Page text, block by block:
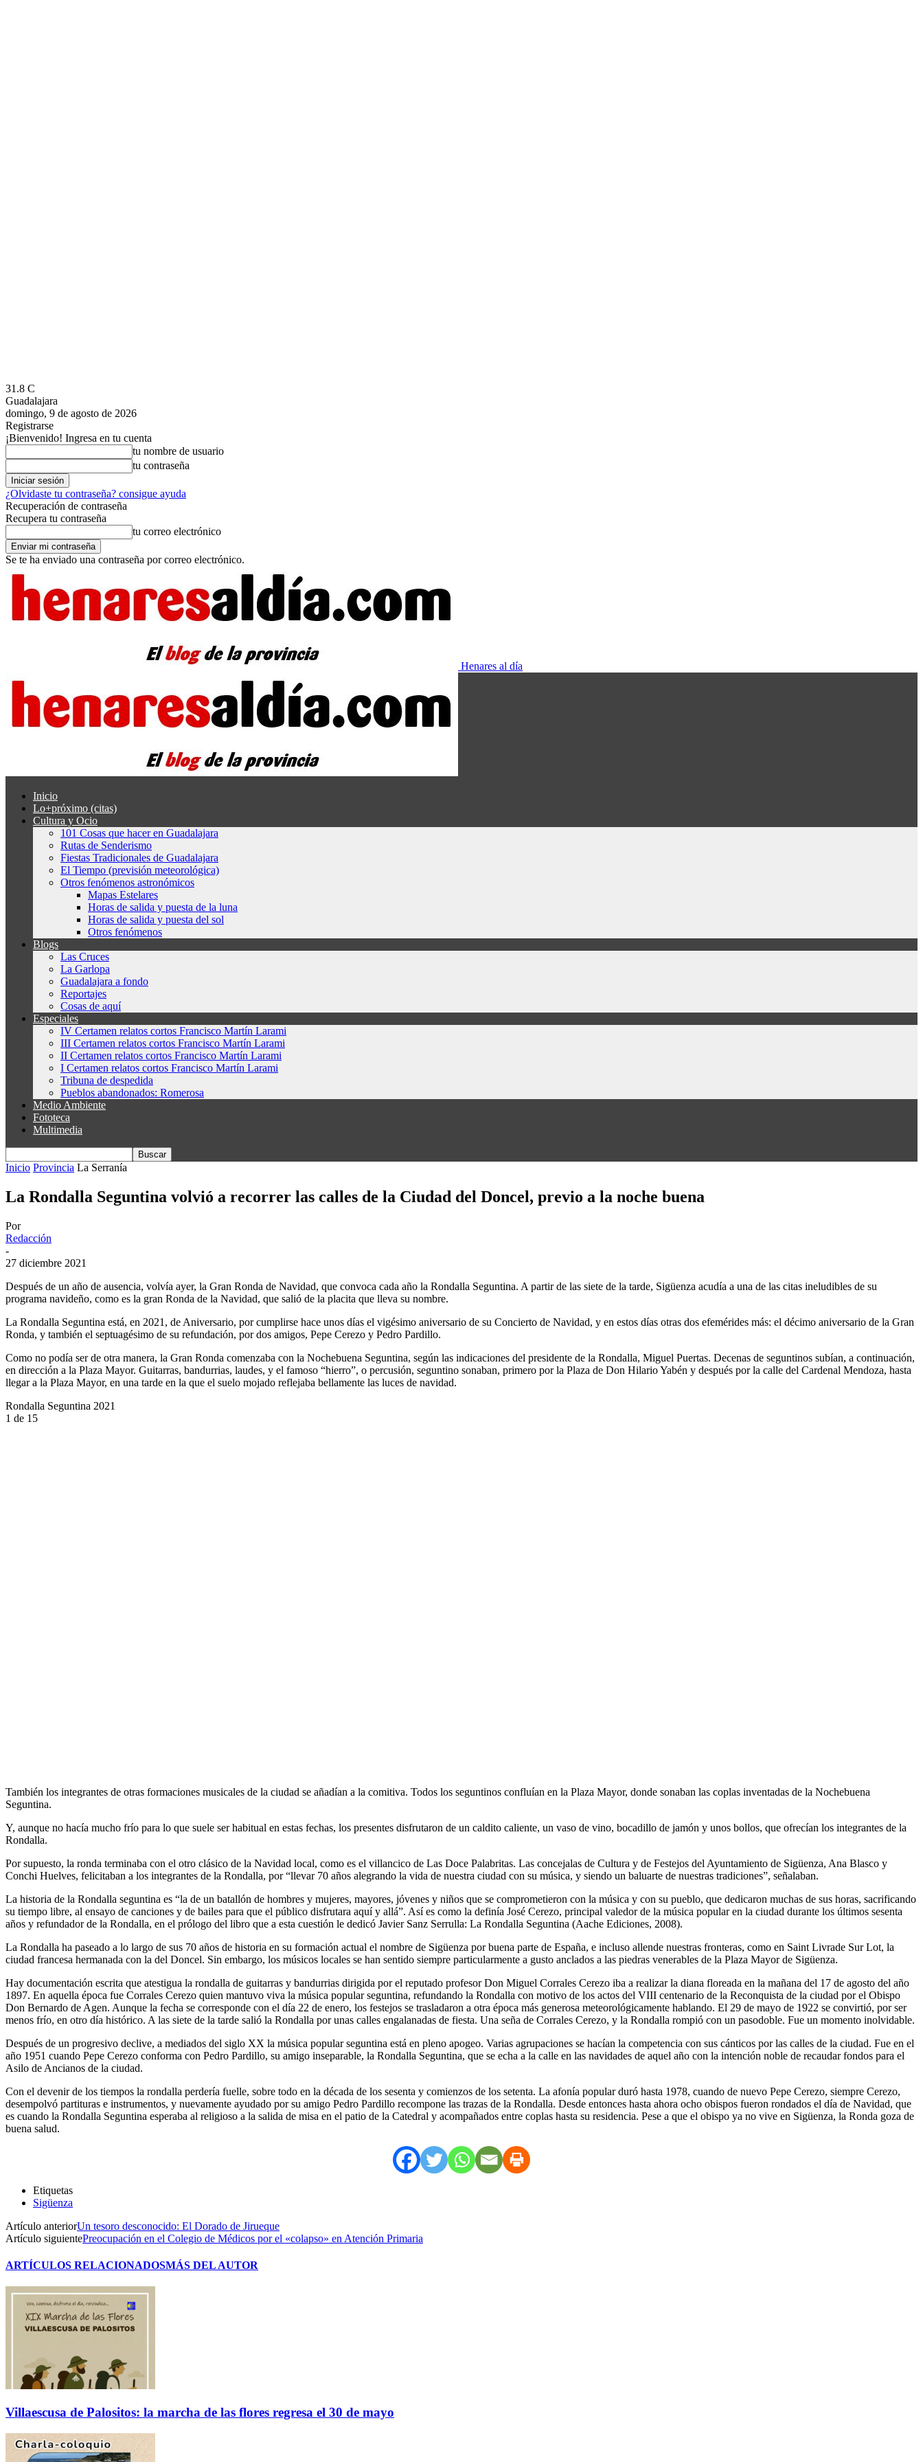
31.8 C
Guadalajara
domingo, 9 de agosto de 2026
Registrarse
¡Bienvenido! Ingresa en tu cuenta
tu nombre de usuario
tu contraseña
¿Olvidaste tu contraseña? consigue ayuda
Recuperación de contraseña
Recupera tu contraseña
tu correo electrónico
Se te ha enviado una contraseña por correo electrónico.
Henares al día
Inicio
Lo+próximo (citas)
Cultura y Ocio
101 Cosas que hacer en Guadalajara
Rutas de Senderismo
Fiestas Tradicionales de Guadalajara
El Tiempo (previsión meteorológica)
Otros fenómenos astronómicos
Mapas Estelares
Horas de salida y puesta de la luna
Horas de salida y puesta del sol
Otros fenómenos
Blogs
Las Cruces
La Garlopa
Guadalajara a fondo
Reportajes
Cosas de aquí
Especiales
IV Certamen relatos cortos Francisco Martín Larami
III Certamen relatos cortos Francisco Martín Larami
II Certamen relatos cortos Francisco Martín Larami
I Certamen relatos cortos Francisco Martín Larami
Tribuna de despedida
Pueblos abandonados: Romerosa
Medio Ambiente
Fototeca
Multimedia
Inicio Provincia La Serranía
La Rondalla Seguntina volvió a recorrer las calles de la Ciudad del Doncel, previo a la noche buena
Por
Redacción
-
27 diciembre 2021
Después de un año de ausencia, volvía ayer, la Gran Ronda de Navidad, que convoca cada año la Rondalla Seguntina. A partir de las siete de la tarde, Sigüenza acudía a una de las citas ineludibles de su
programa navideño, como es la gran Ronda de la Navidad, que salió de la placita que lleva su nombre.
La Rondalla Seguntina está, en 2021, de Aniversario, por cumplirse hace unos días el vigésimo aniversario de su Concierto de Navidad, y en estos días otras dos efemérides más: el décimo aniversario de la Gran
Ronda, y también el septuagésimo de su refundación, por dos amigos, Pepe Cerezo y Pedro Pardillo.
Como no podía ser de otra manera, la Gran Ronda comenzaba con la Nochebuena Seguntina, según las indicaciones del presidente de la Rondalla, Miguel Puertas. Decenas de seguntinos subían, a continuación,
en dirección a la Plaza Mayor. Guitarras, bandurrias, laudes, y el famoso “hierro”, o percusión, seguntino sonaban, primero por la Plaza de Don Hilario Yabén y después por la calle del Cardenal Mendoza, hasta
llegar a la Plaza Mayor, en una tarde en la que el suelo mojado reflejaba bellamente las luces de navidad.
Rondalla Seguntina 2021
1 de 15
También los integrantes de otras formaciones musicales de la ciudad se añadían a la comitiva. Todos los seguntinos confluían en la Plaza Mayor, donde sonaban las coplas inventadas de la Nochebuena
Seguntina.
Y, aunque no hacía mucho frío para lo que suele ser habitual en estas fechas, los presentes disfrutaron de un caldito caliente, un vaso de vino, bocadillo de jamón y unos bollos, que ofrecían los integrantes de la
Rondalla.
Por supuesto, la ronda terminaba con el otro clásico de la Navidad local, como es el villancico de Las Doce Palabritas. Las concejalas de Cultura y de Festejos del Ayuntamiento de Sigüenza, Ana Blasco y
Conchi Huelves, felicitaban a los integrantes de la Rondalla, por “llevar 70 años alegrando la vida de nuestra ciudad con su música, y siendo un baluarte de nuestras tradiciones”, señalaban.
La historia de la Rondalla seguntina es “la de un batallón de hombres y mujeres, mayores, jóvenes y niños que se comprometieron con la música y con su pueblo, que dedicaron muchas de sus horas, sacrificando
su tiempo libre, al ensayo de canciones y de bailes para que el público disfrutara aquí y allá”. Así es como la definía José Cerezo, principal valedor de la música popular en la ciudad durante los últimos sesenta
años y refundador de la Rondalla, en el prólogo del libro que a esta cuestión le dedicó Javier Sanz Serrulla: La Rondalla Seguntina (Aache Ediciones, 2008).
La Rondalla ha paseado a lo largo de sus 70 años de historia en su formación actual el nombre de Sigüenza por buena parte de España, e incluso allende nuestras fronteras, como en Saint Livrade Sur Lot, la
ciudad francesa hermanada con la del Doncel. Sin embargo, los músicos locales se han sentido siempre particularmente a gusto anclados a las piedras venerables de la Plaza Mayor de Sigüenza.
Hay documentación escrita que atestigua la rondalla de guitarras y bandurrias dirigida por el reputado profesor Don Miguel Corrales Cerezo iba a realizar la diana floreada en la mañana del 17 de agosto del año
1897. En aquella época fue Corrales Cerezo quien mantuvo viva la música popular seguntina, refundando la Rondalla con motivo de los actos del VIII centenario de la Reconquista de la ciudad por el Obispo
Don Bernardo de Agen. Aunque la fecha se corresponde con el día 22 de enero, los festejos se trasladaron a otra época más generosa meteorológicamente hablando. El 29 de mayo de 1922 se convirtió, por ser
menos frío, en otro día histórico. A las siete de la tarde salió la Rondalla por unas calles engalanadas de fiesta. Una seña de Corrales Cerezo, y la Rondalla rompió con un pasodoble. Fue un momento inolvidable.
Después de un progresivo declive, a mediados del siglo XX la música popular seguntina está en pleno apogeo. Varias agrupaciones se hacían la competencia con sus cánticos por las calles de la ciudad. Fue en el
año 1951 cuando Pepe Cerezo conforma con Pedro Pardillo, su amigo inseparable, la Rondalla Seguntina, que se echa a la calle en las navidades de aquel año con la intención noble de recaudar fondos para el
Asilo de Ancianos de la ciudad.
Con el devenir de los tiempos la rondalla perdería fuelle, sobre todo en la década de los sesenta y comienzos de los setenta. La afonía popular duró hasta 1978, cuando de nuevo Pepe Cerezo, siempre Cerezo,
desempolvó partituras e instrumentos, y nuevamente ayudado por su amigo Pedro Pardillo recompone las trazas de la Rondalla. Desde entonces hasta ahora ocho obispos fueron rondados el día de Navidad, que
es cuando la Rondalla Seguntina esperaba al religioso a la salida de misa en el patio de la Catedral y acompañados entre coplas hasta su residencia. Pese a que el obispo ya no vive en Sigüenza, la Ronda goza de
buena salud.
Etiquetas
Sigüenza
Artículo anteriorUn tesoro desconocido: El Dorado de Jirueque
Artículo siguientePreocupación en el Colegio de Médicos por el «colapso» en Atención Primaria
ARTÍCULOS RELACIONADOSMÁS DEL AUTOR
Villaescusa de Palositos: la marcha de las flores regresa el 30 de mayo